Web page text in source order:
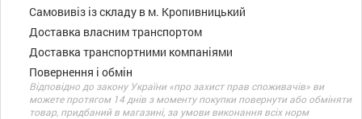
Самовивіз із складу в м. Кропивницький
Доставка власним транспортом
Доставка транспортними компаніями
Повернення і обмін
Відповідно до закону України «про захист прав споживачів» ви
можете протягом 14 днів з моменту покупки повернути або обміняти
товар, придбаний в магазині, за умови виконання всіх норм